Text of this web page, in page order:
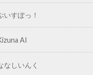
いすぽっ！
AI
なしいんく